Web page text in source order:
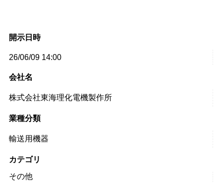
開示日時
26/06/09 14:00
会社名
株式会社東海理化電機製作所
業種分類
輸送用機器
カテゴリ
その他